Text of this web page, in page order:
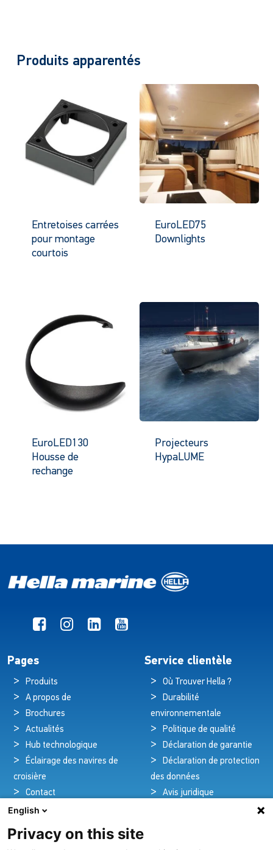
Produits apparentés
Entretoises carrées
pour montage
courtois
EuroLED75
Downlights
EuroLED130
Housse de
rechange
Projecteurs
HypaLUME
Pages
Produits
A propos de
Brochures
Actualités
Hub technologique
Éclairage des navires de
croisière
Contact
Service clientèle
Où Trouver Hella ?
Durabilité
environnementale
Politique de qualité
Déclaration de garantie
Déclaration de protection
des données
Avis juridique
Pionniers de la brillance et de l'innovation
English
Privacy on this site